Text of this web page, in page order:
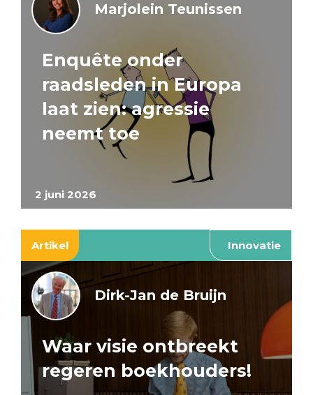
2 juni 2026
Marjolein Teunissen
Enquête onder
raadsleden in Europa
laat zien: agressie
neemt toe
Artikel Innovatie
Dirk-Jan de Bruijn
Waar visie ontbreekt
regeren boekhouders!